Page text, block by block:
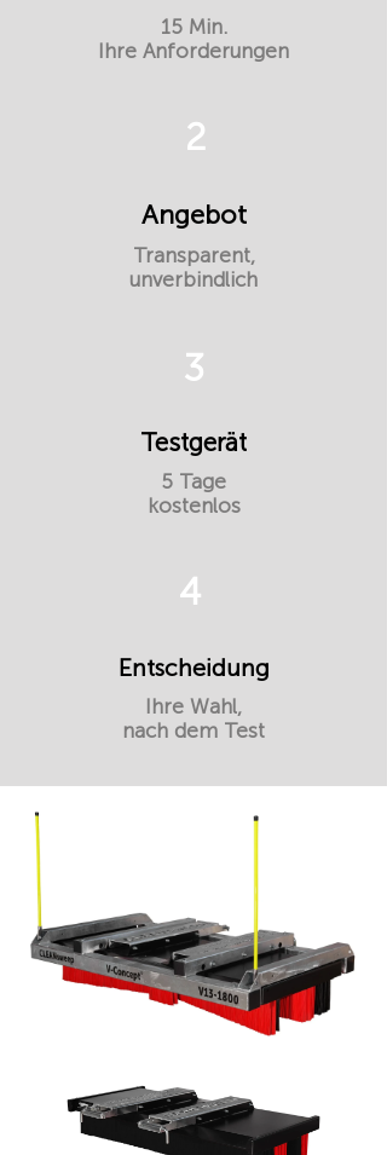
15 Min.
Ihre Anforderungen
2
Angebot
Transparent,
unverbindlich
3
Testgerät
5 Tage
kostenlos
4
Entscheidung
Ihre Wahl,
nach dem Test